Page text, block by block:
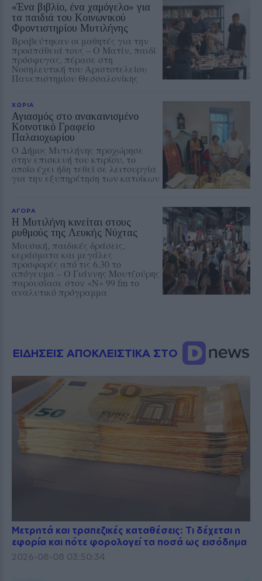
«Ένα βιβλίο, ένα χαμόγελο» για
τα παιδιά του Κοινωνικού
Φροντιστηρίου Μυτιλήνης
Βραβεύτηκαν οι μαθητές για την
προσπάθειά τους – Ο Ματίν, παιδί
πρόσφυγας, πέρασε στη
Νοσηλευτική του Αριστοτελείου
Πανεπιστημίου Θεσσαλονίκης
ΧΩΡΙΑ
Αγιασμός στο ανακαινισμένο
Κοινοτικό Γραφείο
Παλαιοχωρίου
Ο Δήμος Μυτιλήνης προχώρησε
στην επισκευή του κτιρίου, το
οποίο έχει ήδη τεθεί σε λειτουργία
για την εξυπηρέτηση των κατοίκων
ΑΓΟΡΑ
Η Μυτιλήνη κινείται στους
ρυθμούς της Λευκής Νύχτας
Μουσική, παιδικές δράσεις,
κεράσματα και μεγάλες
προσφορές από τις 6.30 το
απόγευμα – Ο Γιάννης Μουτζούρης
παρουσίασε στον «Ν» 99 fm το
αναλυτικό πρόγραμμα
ΕΙΔΗΣΕΙΣ ΑΠΟΚΛΕΙΣΤΙΚΑ ΣΤΟ
Μετρητά και τραπεζικές καταθέσεις: Τι δέχεται η
εφορία και πότε φορολογεί τα ποσά ως εισόδημα
2026-08-08 03:50:34